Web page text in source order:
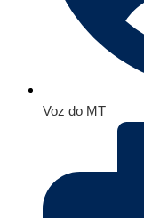
Voz do MT